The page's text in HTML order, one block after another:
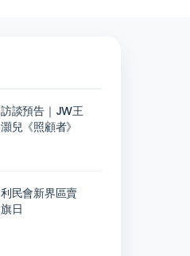
訪談預告｜JW王
灝兒《照顧者》
利民會新界區賣
旗日